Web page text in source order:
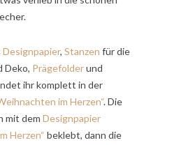
Designpapier, Stanzen für die
Deko, Prägefolderund
ihr komplett in der
im Herzen“. Die
mit dem Designpapier
Herzen“ beklebt, dann die